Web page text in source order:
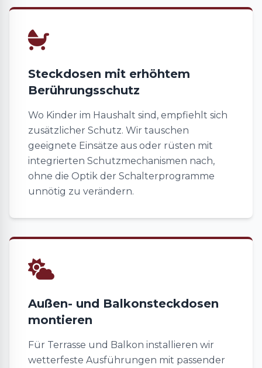
Steckdosen mit erhöhtem
Berührungsschutz
Wo Kinder im Haushalt sind, empfiehlt sich
zusätzlicher Schutz. Wir tauschen
geeignete Einsätze aus oder rüsten mit
integrierten Schutzmechanismen nach,
ohne die Optik der Schalterprogramme
unnötig zu verändern.
Außen- und Balkonsteckdosen
montieren
Für Terrasse und Balkon installieren wir
wetterfeste Ausführungen mit passender